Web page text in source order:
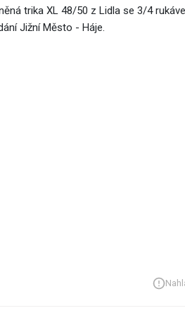
trika XL 48/50 z Lidla se 3/4
Jižní Město - Háje.